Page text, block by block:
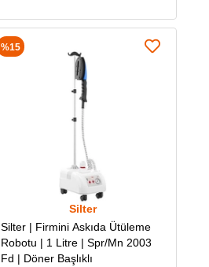
Silter
Silter | Firmini Askıda Ütüleme
Robotu | 1 Litre | Spr/Mn 2003
Fd | Döner Başlıklı
%15